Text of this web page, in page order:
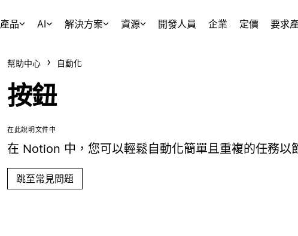
產品 AI 解決方案 資源 開發人員 企業 定價 要求
幫助中心 自動化
按鈕
在此說明文件中
在 Notion 中，您可以輕鬆自動化簡單且重複的任務以
跳至常見問題